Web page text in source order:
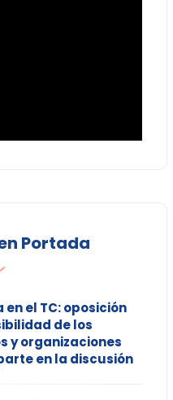
Portada
el TC: oposición
de los
y organizaciones
en la discusión